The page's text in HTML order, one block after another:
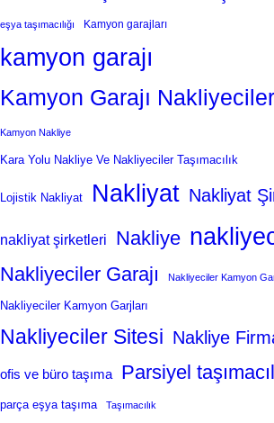
eşya taşımacılığı Kamyon garajları
kamyon garajı
Kamyon Garajı Nakliyeciler
Kamyon Nakliye
Kara Yolu Nakliye Ve Nakliyeciler Taşımacılık
Lojistik Nakliyat Nakliyat Nakliyat
nakliyat şirketleri Nakliye
Nakliyeciler Garajı Nakliyeciler Kamyon
Nakliyeciler Kamyon Garjları
Nakliyeciler Sitesi Nakliye
ofis ve büro taşıma Parsiyel
parça eşya taşıma Taşımacılık